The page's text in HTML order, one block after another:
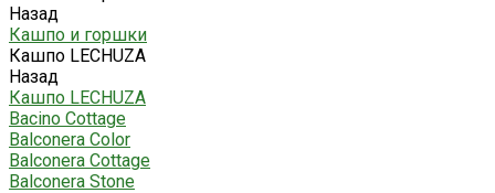
Назад
Кашпо и горшки
Кашпо LECHUZA
Назад
Кашпо LECHUZA
Bacino Cottage
Balconera Color
Balconera Cottage
Balconera Stone